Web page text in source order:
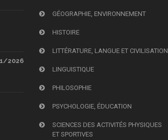
2026
GÉOGRAPHIE, ENVIRONNEMENT
HISTOIRE
LITTÉRATURE, LANGUE ET CIVILISATION
LINGUISTIQUE
PHILOSOPHIE
PSYCHOLOGIE, ÉDUCATION
SCIENCES DES ACTIVITÉS PHYSIQUES
ET SPORTIVES